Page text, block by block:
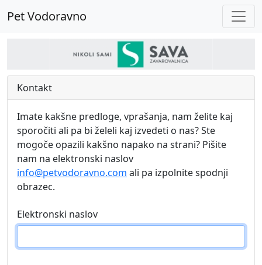
Pet Vodoravno
Kontakt
Imate kakšne predloge, vprašanja, nam želite kaj
sporočiti ali pa bi želeli kaj izvedeti o nas? Ste
mogoče opazili kakšno napako na strani? Pišite
nam na elektronski naslov
info@petvodoravno.com ali pa izpolnite spodnji
obrazec.
Elektronski naslov